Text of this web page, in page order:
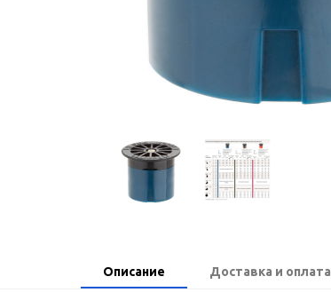
Описание Доставка и оплата